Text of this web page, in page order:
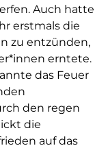
Auch hatte
erstmals die
zu entzünden,
erntete.
das Feuer
den regen
die
auf das